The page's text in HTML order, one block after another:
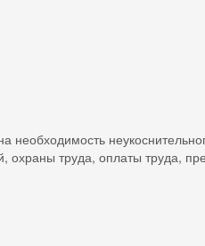
необходимость
охраны труда, оплаты труда,